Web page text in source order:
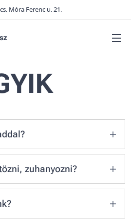
Móra Ferenc u. 21.
okokból fontos,
így saját és az
mozogni.
zuhanyozni?
van külön női illetve
zuhanyozóval.